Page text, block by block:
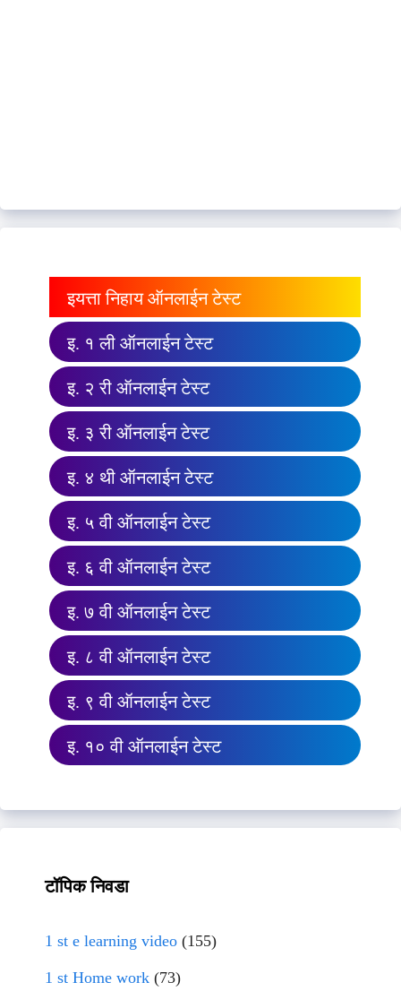
इयत्ता निहाय ऑनलाईन टेस्ट
इ. १ ली ऑनलाईन टेस्ट
इ. २ री ऑनलाईन टेस्ट
इ. ३ री ऑनलाईन टेस्ट
इ. ४ थी ऑनलाईन टेस्ट
इ. ५ वी ऑनलाईन टेस्ट
इ. ६ वी ऑनलाईन टेस्ट
इ. ७ वी ऑनलाईन टेस्ट
इ. ८ वी ऑनलाईन टेस्ट
इ. ९ वी ऑनलाईन टेस्ट
इ. १० वी ऑनलाईन टेस्ट
टॉपिक निवडा
1 st e learning video (155)
1 st Home work (73)